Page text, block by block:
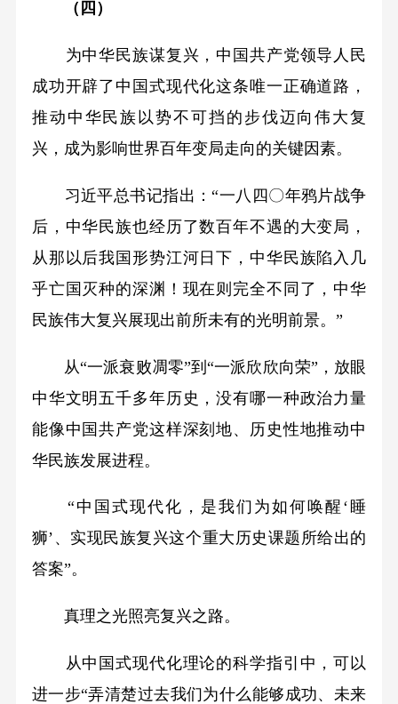
（四）
为中华民族谋复兴，中国共产党领导人民
成功开辟了中国式现代化这条唯一正确道路，
推动中华民族以势不可挡的步伐迈向伟大复
兴，成为影响世界百年变局走向的关键因素。
习近平总书记指出：“一八四〇年鸦片战争
后，中华民族也经历了数百年不遇的大变局，
从那以后我国形势江河日下，中华民族陷入几
乎亡国灭种的深渊！现在则完全不同了，中华
民族伟大复兴展现出前所未有的光明前景。”
从“一派衰败凋零”到“一派欣欣向荣”，放眼
中华文明五千多年历史，没有哪一种政治力量
能像中国共产党这样深刻地、历史性地推动中
华民族发展进程。
“中国式现代化，是我们为如何唤醒‘睡
狮’、实现民族复兴这个重大历史课题所给出的
答案”。
真理之光照亮复兴之路。
从中国式现代化理论的科学指引中，可以
进一步“弄清楚过去我们为什么能够成功、未来